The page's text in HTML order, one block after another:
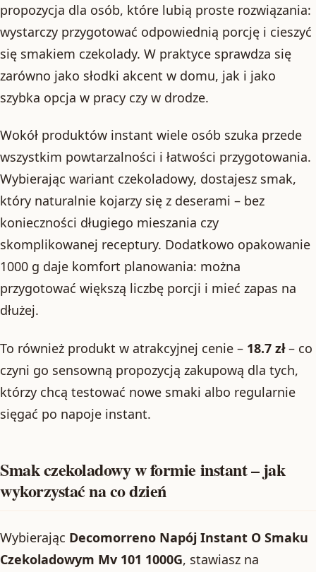
propozycja dla osób, które lubią proste rozwiązania:
wystarczy przygotować odpowiednią porcję i cieszyć
się smakiem czekolady. W praktyce sprawdza się
zarówno jako słodki akcent w domu, jak i jako
szybka opcja w pracy czy w drodze.
Wokół produktów instant wiele osób szuka przede
wszystkim powtarzalności i łatwości przygotowania.
Wybierając wariant czekoladowy, dostajesz smak,
który naturalnie kojarzy się z deserami – bez
konieczności długiego mieszania czy
skomplikowanej receptury. Dodatkowo opakowanie
1000 g daje komfort planowania: można
przygotować większą liczbę porcji i mieć zapas na
dłużej.
To również produkt w atrakcyjnej cenie – 18.7 zł– co
czyni go sensowną propozycją zakupową dla tych,
którzy chcą testować nowe smaki albo regularnie
sięgać po napoje instant.
Smak czekoladowy w formie instant – jak
wykorzystać na co dzień
Wybierając Decomorreno Napój Instant O Smaku
Czekoladowym Mv 101 1000G, stawiasz na